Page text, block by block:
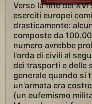
Verso la fine del
eserciti europei
drasticamente:
composte da
numero avrebbe
l'orda di civili al
dei trasporti e delle
generale quando si
un'armata era
(un eufemismo